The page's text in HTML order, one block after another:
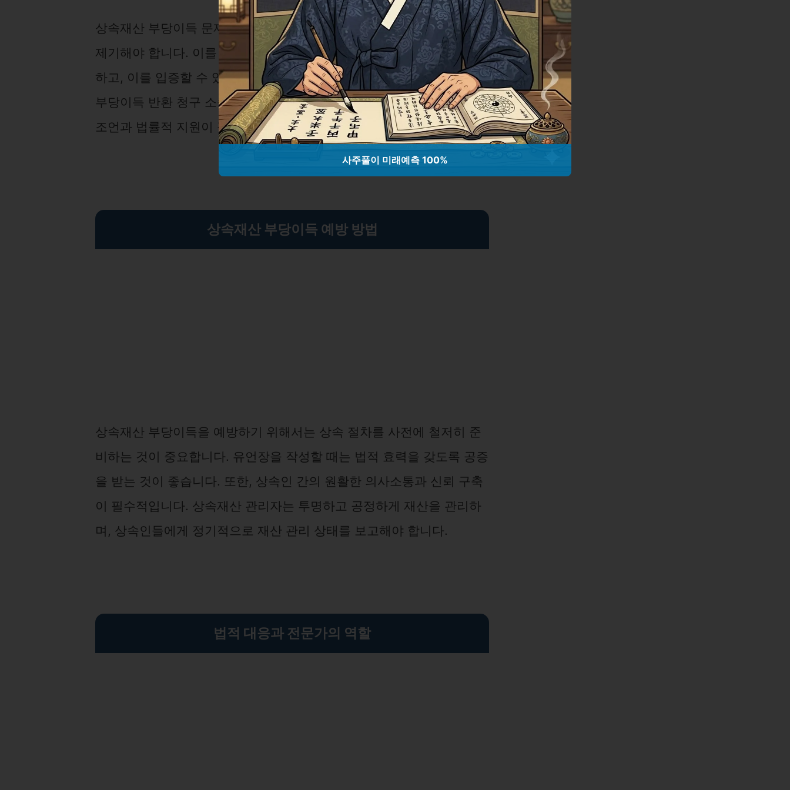
상속재산 부당이득 문제를 해결하기 위해서는 법적 절차를 통해 문제를
제기해야 합니다. 이를 위해서는 먼저 상속재산의 부당이득 여부를 확인
하고, 이를 입증할 수 있는 증거를 수집해야 합니다. 그런 다음, 법원에
부당이득 반환 청구 소송을 제기할 수 있습니다. 이 과정에서 변호사의
조언과 법률적 지원이 필요합니다.
상속재산 부당이득 예방 방법
상속재산 부당이득을 예방하기 위해서는 상속 절차를 사전에 철저히 준
비하는 것이 중요합니다. 유언장을 작성할 때는 법적 효력을 갖도록 공증
을 받는 것이 좋습니다. 또한, 상속인 간의 원활한 의사소통과 신뢰 구축
이 필수적입니다. 상속재산 관리자는 투명하고 공정하게 재산을 관리하
며, 상속인들에게 정기적으로 재산 관리 상태를 보고해야 합니다.
법적 대응과 전문가의 역할
사주풀이 미래예측 100%